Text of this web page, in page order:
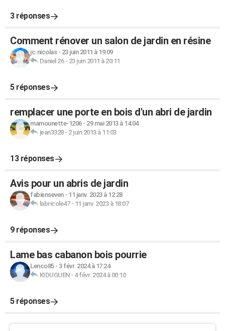
3 réponses
Comment rénover un salon de jardin en résine
jc.nicolas- 23 juin 2011 à 19:09
Daniel 26- 23 juin 2011 à 20:11
5 réponses
remplacer une porte en bois d'un abri de jardin
mamounette-1206- 29 mai 2013 à 14:04
jean3328- 2 juin 2013 à 11:03
13 réponses
Avis pour un abris de jardin
fabienseven- 11 janv. 2023 à 12:28
labricole47- 11 janv. 2023 à 18:07
9 réponses
Lame bas cabanon bois pourrie
Lenco85- 3 févr. 2024 à 17:24
KIDUGUEN- 4 févr. 2024 à 00:10
5 réponses